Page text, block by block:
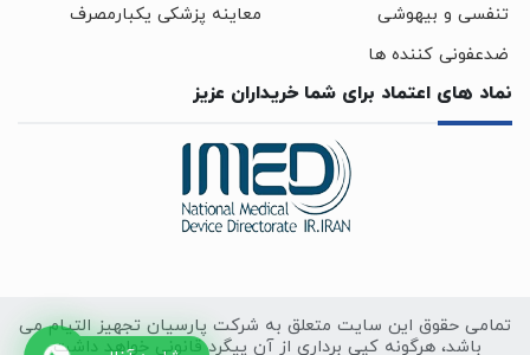
تنفسی و بیهوشی
معاینه پزشکی یکبارمصرف
ضدعفونی کننده ها
نماد های اعتماد برای شما خریداران عزیز
تمامی حقوق این سایت متعلق به شرکت پارسیان تجهیز التیام می
باشد، هرگونه کپی برداری از آن پیگرد قانونی خواهد داشت.